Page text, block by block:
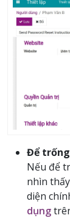
Để
Nếu để
nhìn
diện
dụng